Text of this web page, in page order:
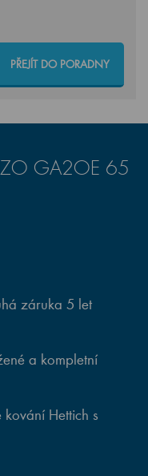
PŘEJÍT DO PORADNY
GA2OE 65
záruka 5 let
a kompletní
kování Hettich s